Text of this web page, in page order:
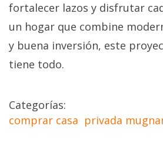
fortalecer lazos y disfrutar
un hogar que combine
y buena inversión, este
tiene todo.
Categorías
comprar casa privada